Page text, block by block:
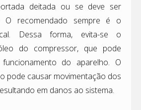
deitada ou se deve ser
O recomendado sempre é o
Dessa forma, evita-se o
do compressor, que pode
do aparelho. O
pode causar movimentação dos
em danos ao sistema.